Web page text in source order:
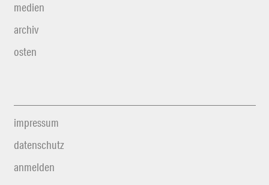
medien
archiv
osten
impressum
datenschutz
anmelden